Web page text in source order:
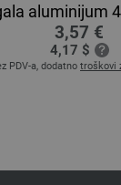
aluminijum
3,57 €
4,17 $
PDV-a, dodatno troškovi